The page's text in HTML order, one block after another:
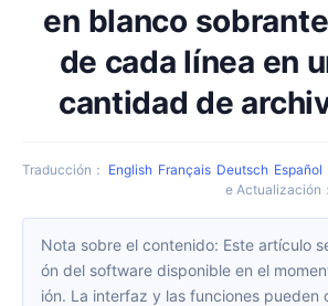
en blanco
de cada línea en
cantidad de
Traducción ： English Français Deutsch Español
e Actualización ：
Nota sobre el contenido: Este artículo se basa en la versi
ón del software disponible en el
ión. La interfaz y las funciones pueden